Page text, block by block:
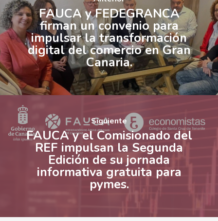
FAUCA y FEDEGRANCA
firman un convenio para
impulsar la transformación
digital del comercio en Gran
Canaria.
Siguiente
FAUCA y el Comisionado del
REF impulsan la Segunda
Edición de su jornada
informativa gratuita para
pymes.